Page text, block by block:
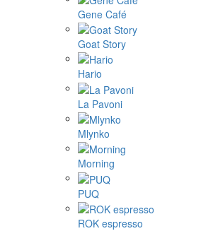
Gene Café
Goat Story
Hario
La Pavoni
Mlynko
Morning
PUQ
ROK espresso